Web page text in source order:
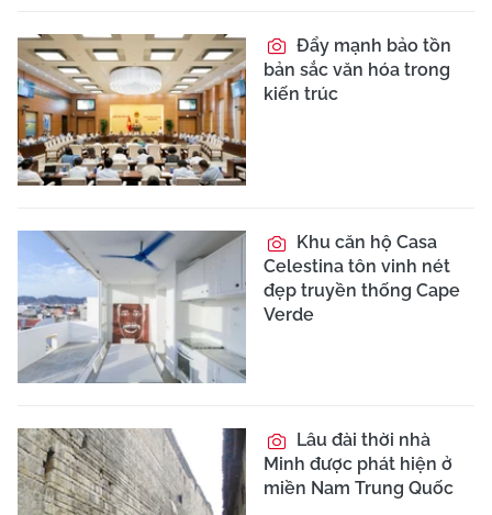
Đẩy mạnh bảo tồn
bản sắc văn hóa trong
kiến trúc
Khu căn hộ Casa
Celestina tôn vinh nét
đẹp truyền thống Cape
Verde
Lâu đài thời nhà
Minh được phát hiện ở
miền Nam Trung Quốc